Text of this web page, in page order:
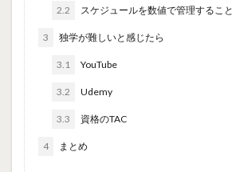
2.2 スケジュールを数値で管理すること
3 独学が難しいと感じたら
3.1 YouTube
3.2 Udemy
3.3 資格のTAC
4 まとめ